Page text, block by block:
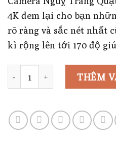
là:
4K đem lại cho bạn
rõ ràng và sắc nét nhất
kì rộng lên tới 170 độ
THÊM